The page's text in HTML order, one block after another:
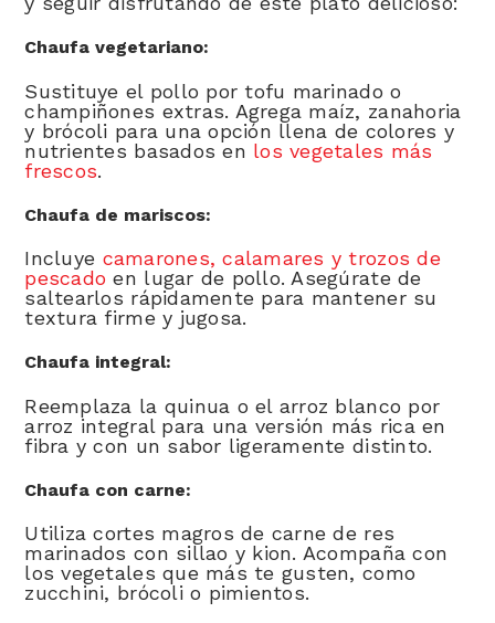
Chaufa vegetariano:
Sustituye el pollo por tofu marinado o
champiñones extras. Agrega maíz, zanahoria
y brócoli para una opción llena de colores y
nutrientes basados en los vegetales más
frescos.
Chaufa de mariscos:
Incluye camarones, calamares y trozos de
pescado en lugar de pollo. Asegúrate de
saltearlos rápidamente para mantener su
textura firme y jugosa.
Chaufa integral:
Reemplaza la quinua o el arroz blanco por
arroz integral para una versión más rica en
fibra y con un sabor ligeramente distinto.
Chaufa con carne:
Utiliza cortes magros de carne de res
marinados con sillao y kion. Acompaña con
los vegetales que más te gusten, como
zucchini, brócoli o pimientos.